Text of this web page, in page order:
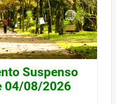
Suspenso
04/08/2026